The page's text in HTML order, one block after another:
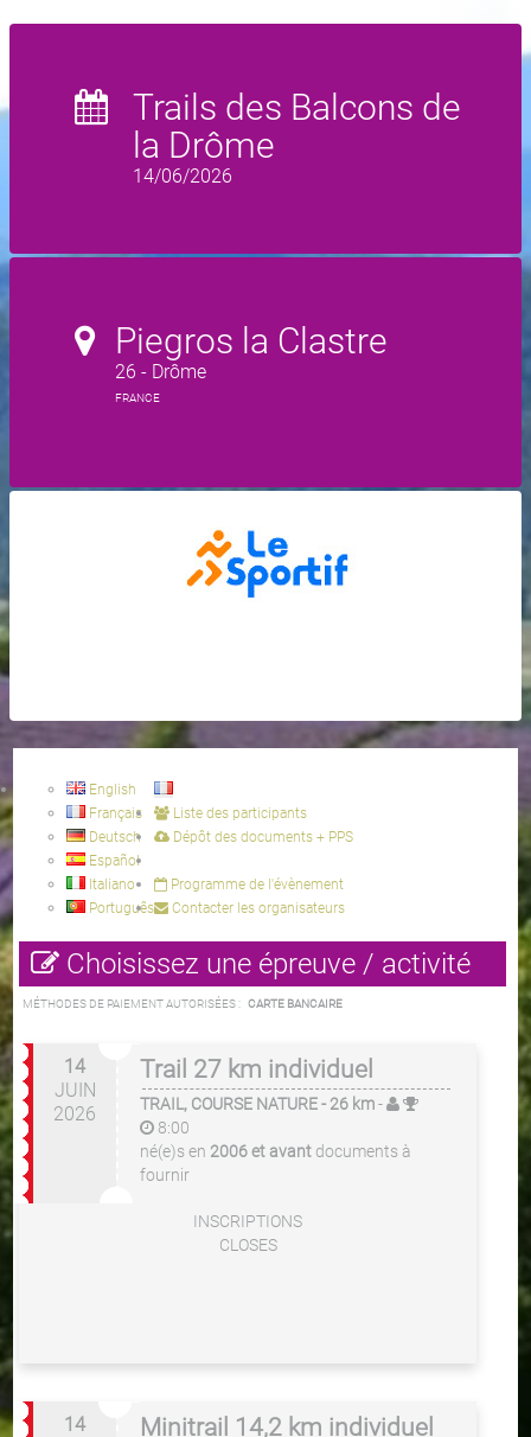
Trails des Balcons de
la Drôme
14/06/2026
Piegros la Clastre
26 - Drôme
FRANCE
English
Français
Deutsch
Español
Italiano
Português
Liste des participants
Dépôt des documents + PPS
Programme de l'évènement
Contacter les organisateurs
Choisissez une épreuve / activité
MÉTHODES DE PAIEMENT AUTORISÉES : CARTE BANCAIRE
14
JUIN
2026
Trail 27 km individuel
TRAIL, COURSE NATURE- 26 km-
8:00
né(e)s en 2006 et avant documents à
fournir
INSCRIPTIONS
CLOSES
14
Minitrail 14,2 km individuel